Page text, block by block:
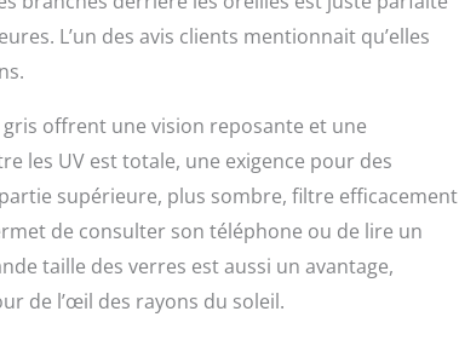
L’un des avis clients mentionnait qu’elles
offrent une vision reposante et une
les UV est totale, une exigence pour des
supérieure, plus sombre, filtre efficacement
de consulter son téléphone ou de lire un
taille des verres est aussi un avantage,
de l’œil des rayons du soleil.